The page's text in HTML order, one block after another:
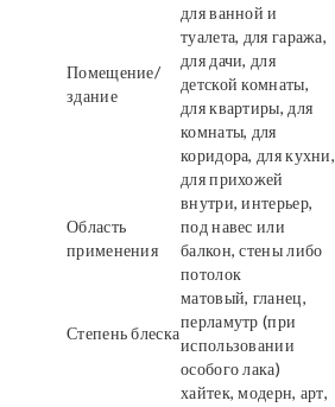
Помещение/
здание
для ванной и
туалета, для гаража,
для дачи, для
детской комнаты,
для квартиры, для
комнаты, для
коридора, для кухни,
для прихожей
Область
применения
внутри, интерьер,
под навес или
балкон, стены либо
потолок
Степень блеска
матовый, гланец,
перламутр (при
использовании
особого лака)
хайтек, модерн, арт,